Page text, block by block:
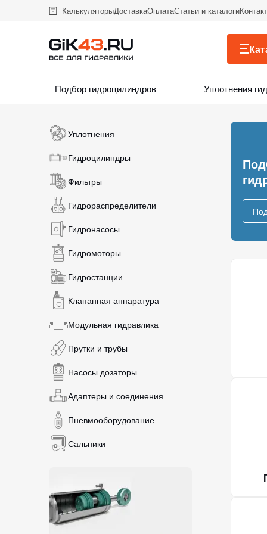
КалькуляторыДоставкаОплатаСтатьи и каталоги
Подбор гидроцилиндров Уплотнения
Уплотнения
Гидроцилиндры
Фильтры
Гидрораспределители
Гидронасосы
Гидромоторы
Гидростанции
Клапанная аппаратура
Модульная гидравлика
Прутки и трубы
Насосы дозаторы
Адаптеры и соединения
Пневмооборудование
Сальники